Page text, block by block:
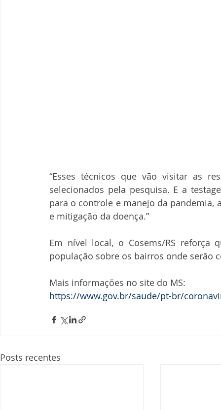
“Esses técnicos que vão visitar as
selecionados pela pesquisa. E a
para o controle e manejo da pandemia,
e mitigação da doença.”
Em nível local, o Cosems/RS reforça
população sobre os bairros onde serão
Mais informações no site do MS:
https://www.gov.br/saude/pt-br/
Posts recentes